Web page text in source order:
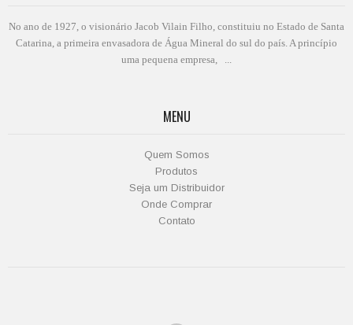
No ano de 1927, o visionário Jacob Vilain Filho, constituiu no Estado de Santa
Catarina, a primeira envasadora de Água Mineral do sul do país. A princípio
uma pequena empresa, ...
MENU
Quem Somos
Produtos
Seja um Distribuidor
Onde Comprar
Contato